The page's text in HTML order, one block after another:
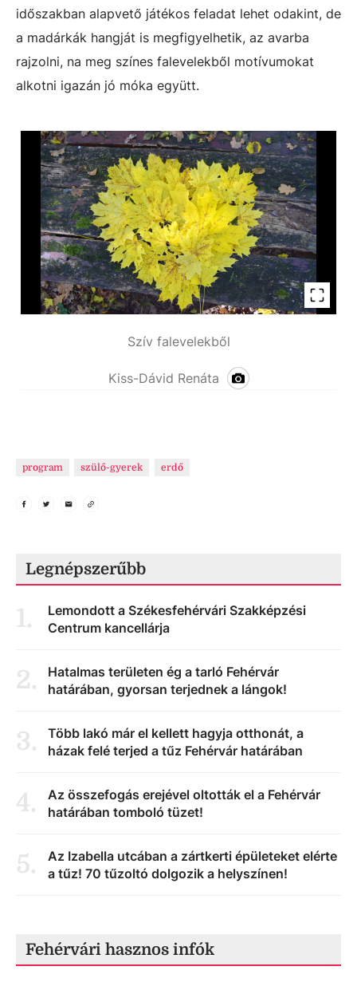
időszakban alapvető játékos feladat lehet odakint, de
a madárkák hangját is megfigyelhetik, az avarba
rajzolni, na meg színes falevelekből motívumokat
alkotni igazán jó móka együtt.
Szív falevelekből
Kiss-Dávid Renáta
program szülő-gyerek erdő
Legnépszerűbb
1.
Lemondott a Székesfehérvári Szakképzési
Centrum kancellárja
2.
Hatalmas területen ég a tarló Fehérvár
határában, gyorsan terjednek a lángok!
3.
Több lakó már el kellett hagyja otthonát, a
házak felé terjed a tűz Fehérvár határában
4.
Az összefogás erejével oltották el a Fehérvár
határában tomboló tüzet!
5.
Az Izabella utcában a zártkerti épületeket elérte
a tűz! 70 tűzoltó dolgozik a helyszínen!
Fehérvári hasznos infók